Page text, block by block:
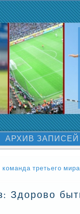
АРХИВ ЗАПИСЕЙ
третьего мира
Здорово